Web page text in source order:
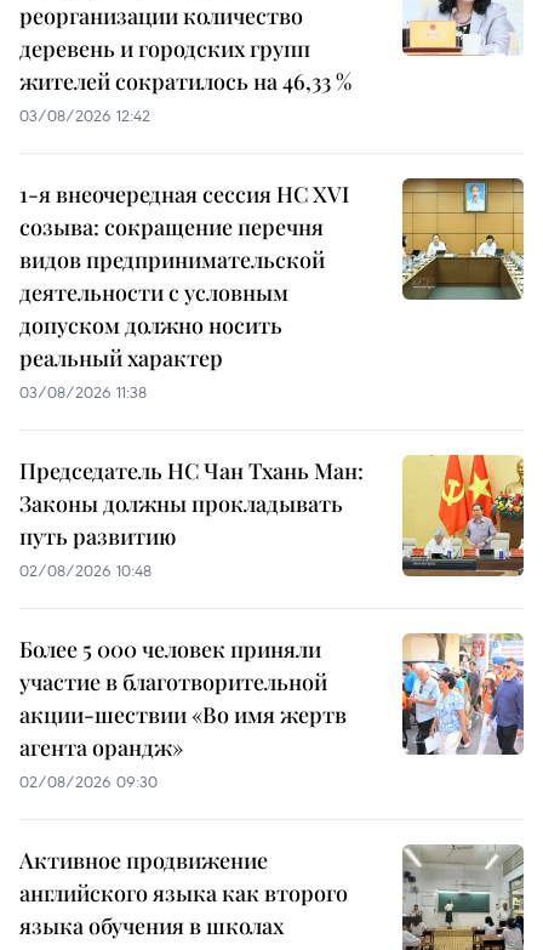
реорганизации количество
деревень и городских групп
жителей сократилось на 46,33 %
03/08/2026 12:42
1-я внеочередная сессия НС XVI
созыва: сокращение перечня
видов предпринимательской
деятельности с условным
допуском должно носить
реальный характер
03/08/2026 11:38
Председатель НС Чан Тхань Ман:
Законы должны прокладывать
путь развитию
02/08/2026 10:48
Более 5 000 человек приняли
участие в благотворительной
акции-шествии «Во имя жертв
агента орандж»
02/08/2026 09:30
Активное продвижение
английского языка как второго
языка обучения в школах